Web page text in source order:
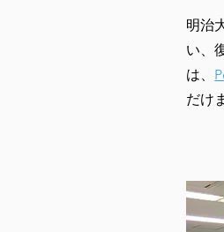
明治
い、
は、
だけ